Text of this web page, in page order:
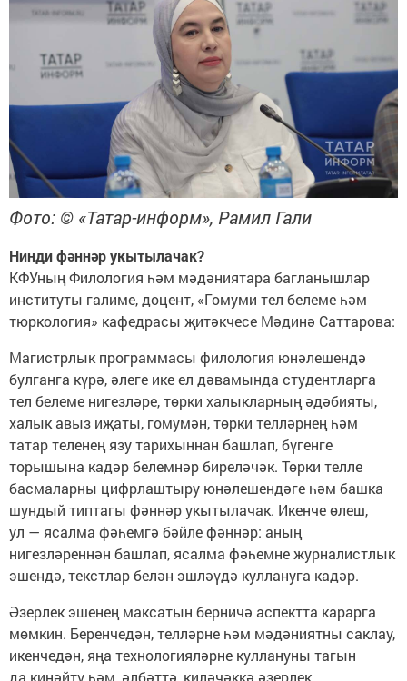
Фото: © «Татар-информ», Рамил Гали
Нинди фәннәр укытылачак?
КФУның Филология һәм мәдәниятара багланышлар
институты галиме, доцент, «Гомуми тел белеме һәм
тюркология» кафедрасы җитәкчесе Мәдинә Саттарова:
Магистрлык программасы филология юнәлешендә
булганга күрә, әлеге ике ел дәвамында студентларга
тел белеме нигезләре, төрки халыкларның әдәбияты,
халык авыз иҗаты, гомумән, төрки телләрнең һәм
татар теленең язу тарихыннан башлап, бүгенге
торышына кадәр белемнәр биреләчәк. Төрки телле
басмаларны цифрлаштыру юнәлешендәге һәм башка
шундый типтагы фәннәр укытылачак. Икенче өлеш,
ул — ясалма фәһемгә бәйле фәннәр: аның
нигезләреннән башлап, ясалма фәһемне журналистлык
эшендә, текстлар белән эшләүдә куллануга кадәр.
Әзерлек эшенең максатын берничә аспектта карарга
мөмкин. Беренчедән, телләрне һәм мәдәниятны саклау,
икенчедән, яңа технологияләрне куллануны тагын
да киңәйтү һәм, әлбәттә, киләчәккә әзерлек.